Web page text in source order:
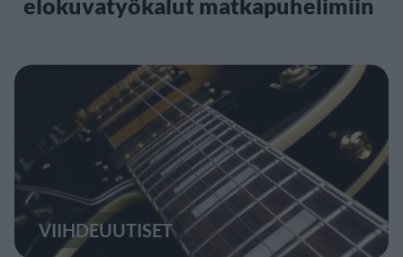
VIIHDEUUTISET